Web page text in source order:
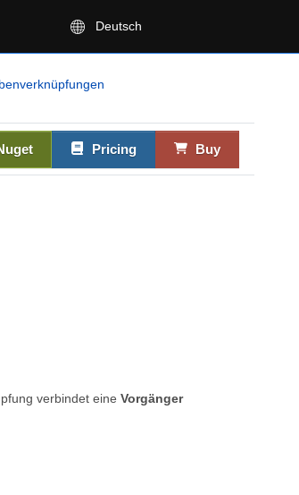
Deutsch
Pricing Buy
verbindet eine Vorgänger